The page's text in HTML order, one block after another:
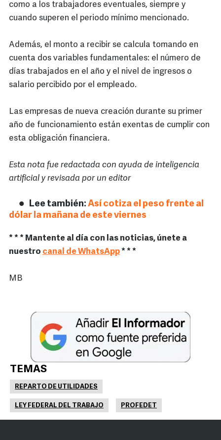
como a los trabajadores eventuales, siempre y
cuando superen el periodo mínimo mencionado.
Además, el monto a recibir se calcula tomando en
cuenta dos variables fundamentales: el número de
días trabajados en el año y el nivel de ingresos o
salario percibido por el empleado.
Las empresas de nueva creación durante su primer
año de funcionamiento están exentas de cumplir con
esta obligación financiera.
Esta nota fue redactada con ayuda de inteligencia
artificial y revisada por un editor
Lee también: Así cotiza el peso frente al
dólar la mañana de este viernes
* * * Mantente al día con las noticias, únete a
nuestro canal de WhatsApp* * *
MB
TEMAS
REPARTO DE UTILIDADES
LEY FEDERAL DEL TRABAJO PROFEDET